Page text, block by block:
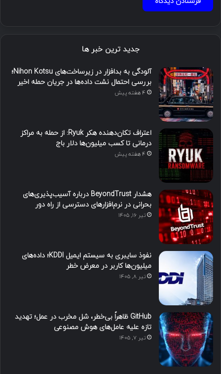
جدید ترین خبر ها
آلودگی به بدافزار در زیرساخت‌های Nihon Kotsu؛
بررسی احتمال نشت داده‌ها در جریان حمله اخیر
4 هفته پیش
اعتراف تکان‌دهنده هکر Ryuk: از حمله به مراکز
درمانی تا کسب میلیون‌ها دلار باج
4 هفته پیش
هشدار BeyondTrust درباره آسیب‌پذیری‌های
بحرانی در نرم‌افزارهای دسترسی از راه دور
تیر ۱۶, ۱۴۰۵
نفوذ سایبری به سیستم ایمیل KDDI؛ داده‌های
میلیون‌ها کاربر در معرض خطر
تیر ۸, ۱۴۰۵
GitHub ظاهراً بی‌خطر، شل مخرب در عمل؛ تهدید
تازه علیه عامل‌های هوش مصنوعی
تیر ۷, ۱۴۰۵